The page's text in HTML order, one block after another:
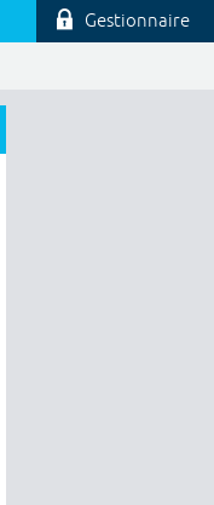
Gestionnaire